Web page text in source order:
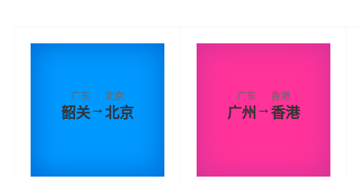
广东
韶关→
北京
北京
广东
广州 →
香港
香港